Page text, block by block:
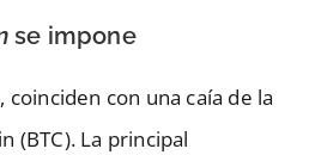
se impone
con una caía de la
(BTC). La principal